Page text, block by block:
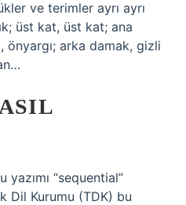
ve terimler ayrı ayrı
üst kat, üst kat; ana
önyargı; arka damak, gizli
yazımı “sequential”
Dil Kurumu (TDK) bu